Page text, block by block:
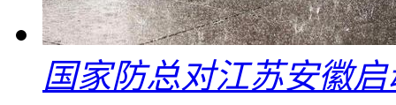
国家防总对江苏安徽